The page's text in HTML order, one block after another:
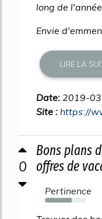
long de
Envie
LIRE LA
Date: 2019-
Site : https://
0
Bons plans
offres de
Pertinence
65%